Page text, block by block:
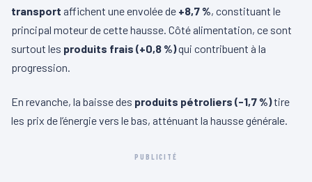
transport affichent une envolée de +8,7 %, constituant le
principal moteur de cette hausse. Côté alimentation, ce sont
surtout les produits frais (+0,8 %)qui contribuent à la
progression.
En revanche, la baisse des produits pétroliers (-1,7 %)tire
les prix de l’énergie vers le bas, atténuant la hausse générale.
PUBLICITÉ